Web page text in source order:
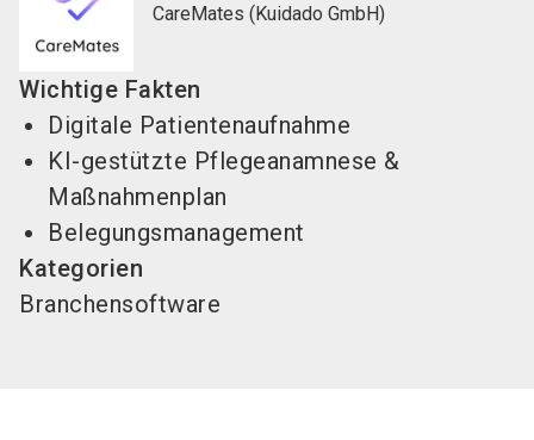
CareMates (Kuidado GmbH)
Wichtige Fakten
Digitale Patientenaufnahme
KI-gestützte Pflegeanamnese &
Maßnahmenplan
Belegungsmanagement
Kategorien
Branchensoftware